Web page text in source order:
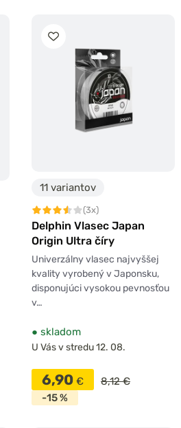
11 variantov
(3x)
Delphin Vlasec Japan
Origin Ultra číry
Univerzálny vlasec najvyššej
kvality vyrobený v Japonsku,
disponujúci vysokou pevnosťou
v…
● skladom
U Vás v stredu 12. 08.
6,90 €
8,12 €
-15 %